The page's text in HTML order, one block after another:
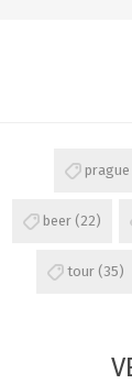
prague
beer (22)
tour (35)